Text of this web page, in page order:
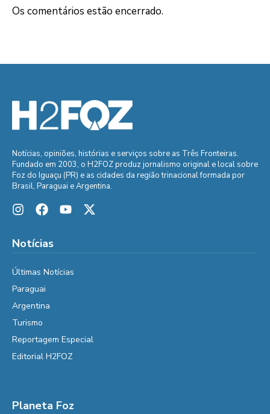
Os comentários estão encerrado.
Notícias, opiniões, histórias e serviços sobre as Três Fronteiras.
Fundado em 2003, o H2FOZ produz jornalismo original e local sobre
Foz do Iguaçu (PR) e as cidades da região trinacional formada por
Brasil, Paraguai e Argentina.
Notícias
Últimas Notícias
Paraguai
Argentina
Turismo
Reportagem Especial
Editorial H2FOZ
Planeta Foz